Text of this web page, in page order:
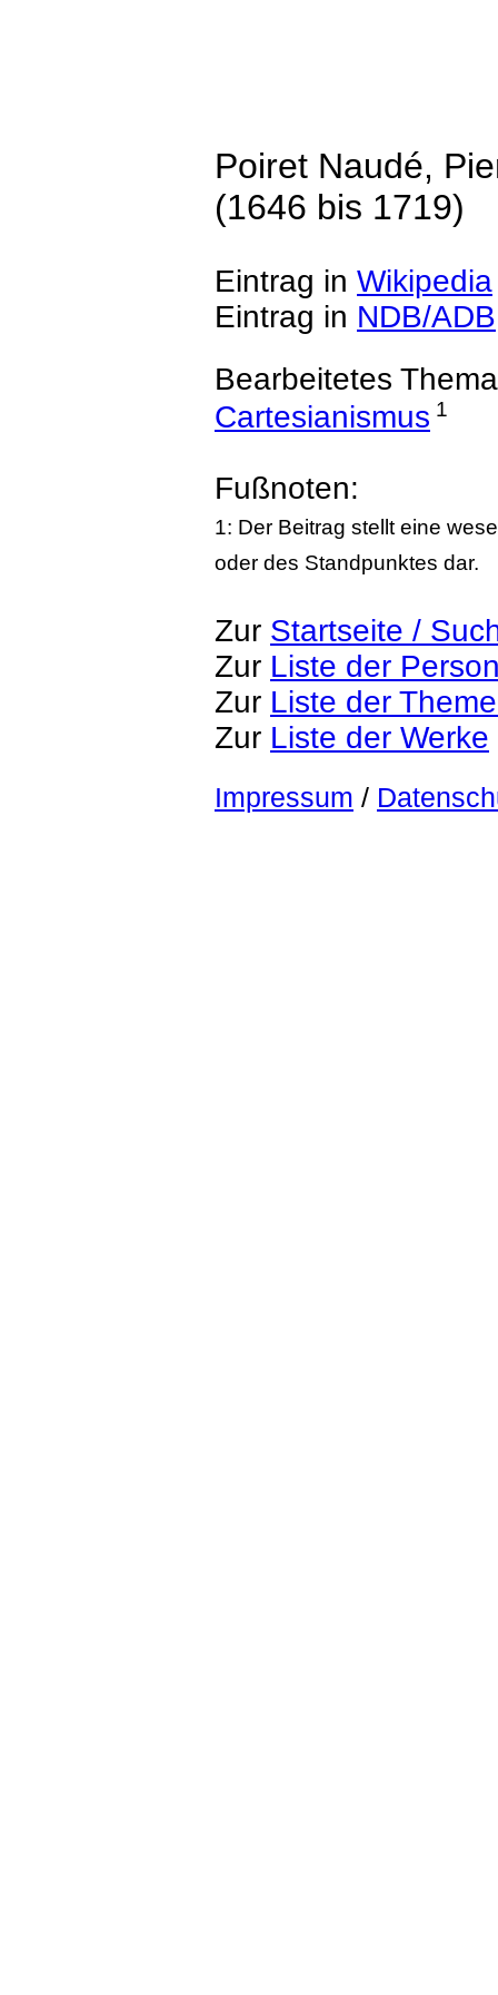
Poiret Naudé,
(1646 bis 1719)
Eintrag in Wikipedia
Eintrag in NDB/ADB
Bearbeitetes
Cartesianismus 1
Fußnoten:
1: Der Beitrag stellt eine
oder des Standpunktes dar.
Zur Startseite /
Zur Liste der
Zur Liste der
Zur Liste der Werke
Impressum /